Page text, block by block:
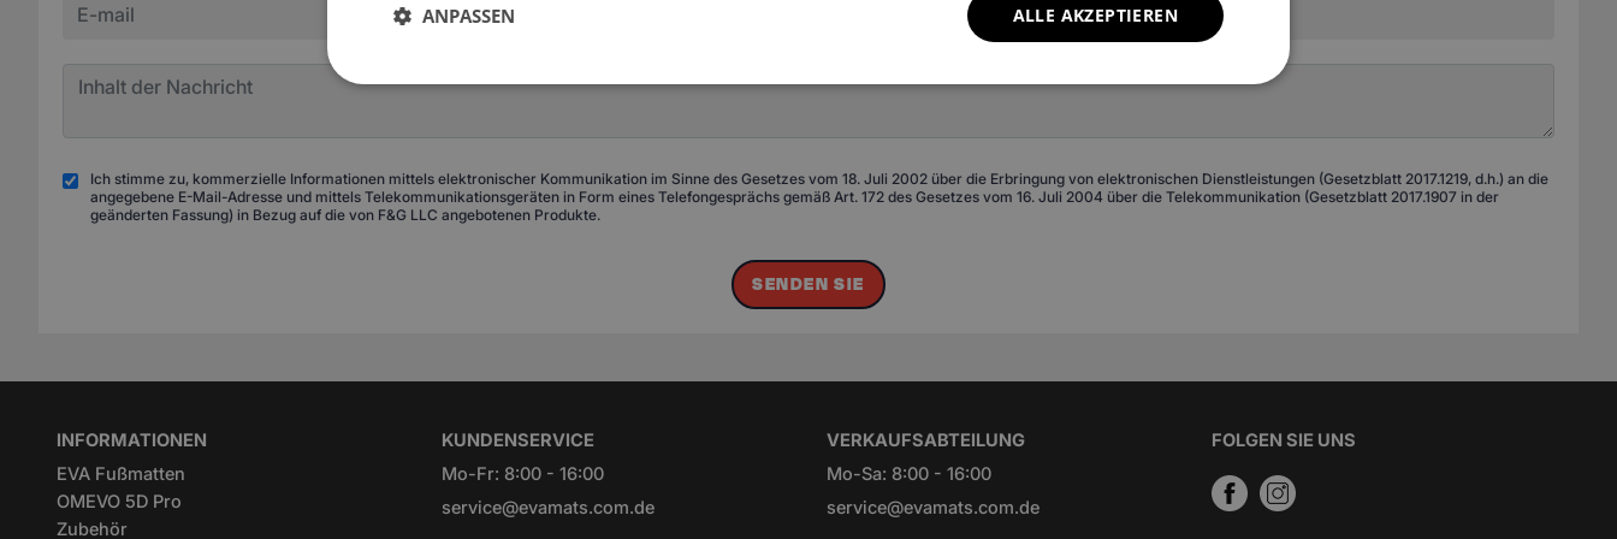
Ich stimme zu, kommerzielle Informationen mittels elektronischer Kommunikation im Sinne des Gesetzes vom 18. Juli 2002 über die Erbringung von elektronischen Dienstleistungen (Gesetzblatt 2017.1219, d.h.) an die
angegebene E-Mail-Adresse und mittels Telekommunikationsgeräten in Form eines Telefongesprächs gemäß Art. 172 des Gesetzes vom 16. Juli 2004 über die Telekommunikation (Gesetzblatt 2017.1907 in der
geänderten Fassung) in Bezug auf die von F&G LLC angebotenen Produkte.
SENDEN SIE
INFORMATIONEN
EVA Fußmatten
OMEVO 5D Pro
Zubehör
KUNDENSERVICE
Mo-Fr: 8:00 - 16:00
service@evamats.com.de
VERKAUFSABTEILUNG
Mo-Sa: 8:00 - 16:00
service@evamats.com.de
FOLGEN SIE UNS
ALLE AKZEPTIEREN
ANPASSEN